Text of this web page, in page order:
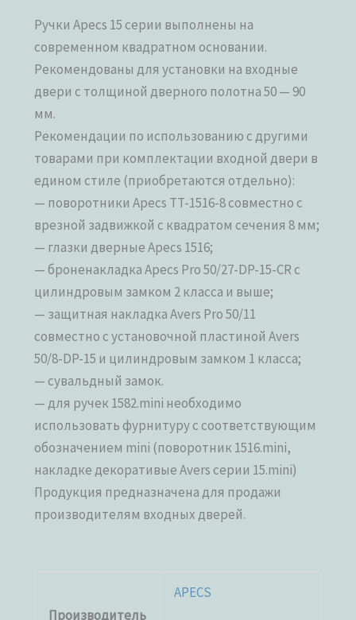
Ручки Apecs 15 серии выполнены на
современном квадратном основании.
Рекомендованы для установки на входные
двери с толщиной дверного полотна 50 — 90
мм.
Рекомендации по использованию с другими
товарами при комплектации входной двери в
едином стиле (приобретаются отдельно):
— поворотники Apecs TT-1516-8 совместно с
врезной задвижкой с квадратом сечения 8 мм;
— глазки дверные Apecs 1516;
— броненакладка Apecs Pro 50/27-DP-15-CR с
цилиндровым замком 2 класса и выше;
— защитная накладка Avers Pro 50/11
совместно с установочной пластиной Avers
50/8-DP-15 и цилиндровым замком 1 класса;
— сувальдный замок.
— для ручек 1582.mini необходимо
использовать фурнитуру с соответствующим
обозначением mini (поворотник 1516.mini,
накладке декоративые Avers серии 15.mini)
Продукция предназначена для продажи
производителям входных дверей.
Производитель
APECS